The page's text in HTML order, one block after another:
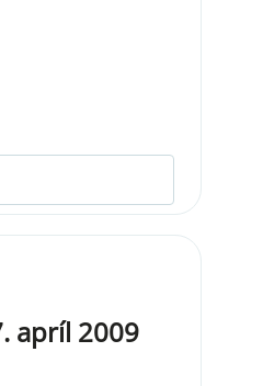
apríl 2009